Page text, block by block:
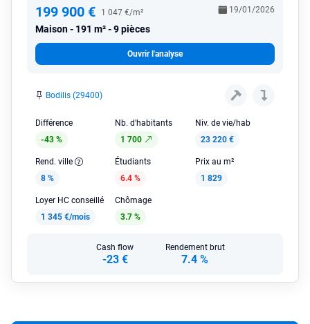
199 900 € 1 047 €/m²
Maison 191 m² - 9 pièces
19/01/2026
Ouvrir l'analyse
Bodilis (29400)
Différence
-43 %
Nb. d'habitants
1 700
Niv. de vie/hab
23 220 €
Rend. ville
8 %
Étudiants
6.4 %
Prix au m²
1 829
Loyer HC conseillé
1 345 €/mois
Chômage
3.7 %
Cash flow
-23 €
Rendement brut
7.4 %